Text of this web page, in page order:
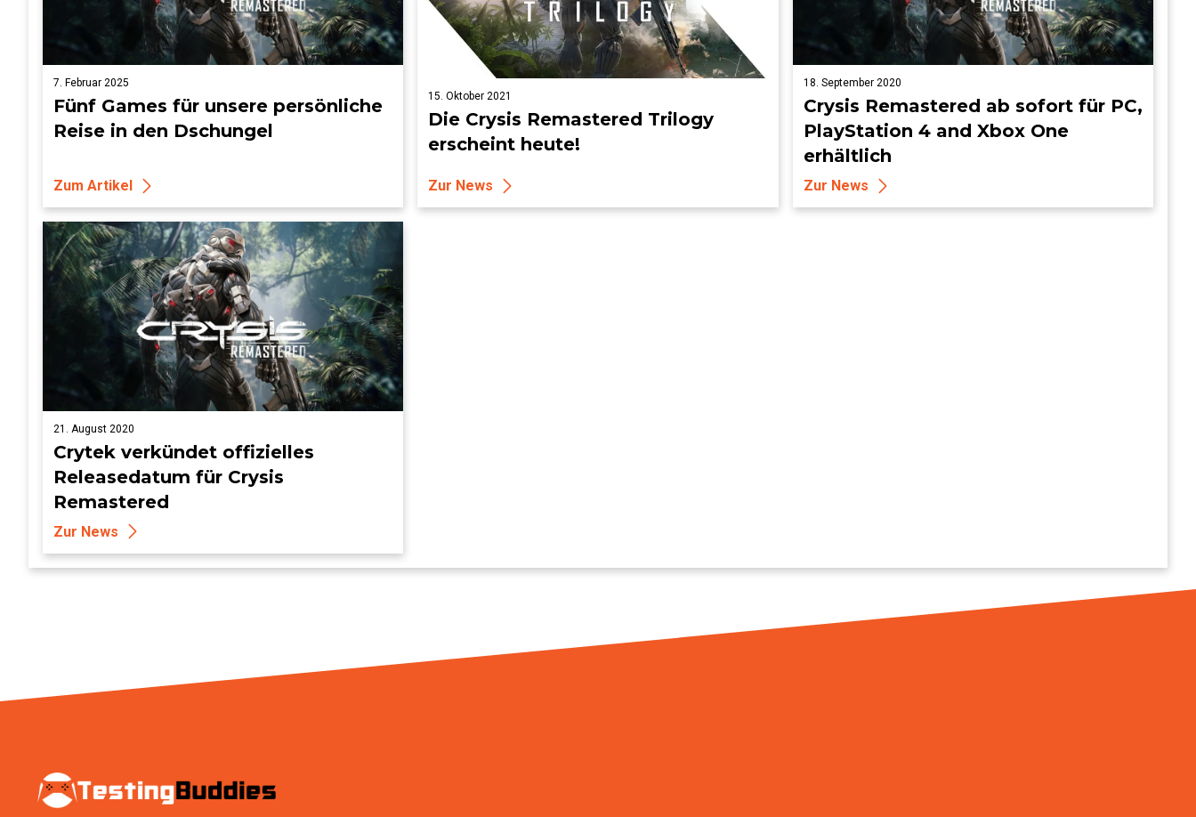
7. Februar 2025
Fünf Games für unsere persönliche
Reise in den Dschungel
Zum Artikel
15. Oktober 2021
Die Crysis Remastered Trilogy
erscheint heute!
Zur News
18. September 2020
Crysis Remastered ab sofort für PC,
PlayStation 4 and Xbox One
erhältlich
Zur News
21. August 2020
Crytek verkündet offizielles
Releasedatum für Crysis
Remastered
Zur News